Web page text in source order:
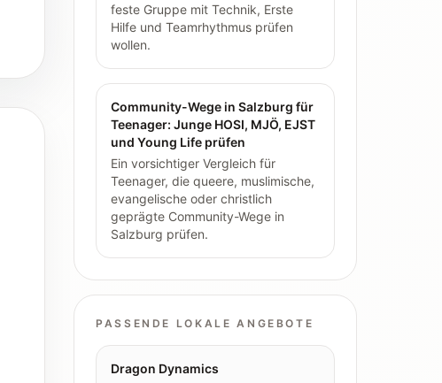
feste Gruppe mit Technik, Erste
Hilfe und Teamrhythmus prüfen
wollen.
Community-Wege in Salzburg für
Teenager: Junge HOSI, MJÖ, EJST
und Young Life prüfen
Ein vorsichtiger Vergleich für
Teenager, die queere, muslimische,
evangelische oder christlich
geprägte Community-Wege in
Salzburg prüfen.
PASSENDE LOKALE ANGEBOTE
Dragon Dynamics